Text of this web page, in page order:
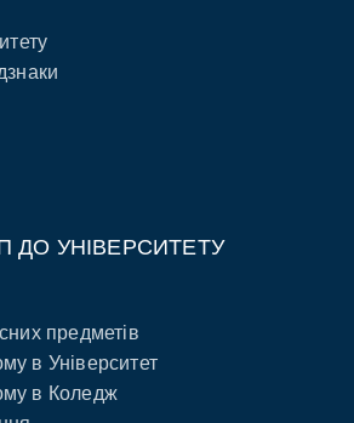
ДО УНІВЕРСИТЕТУ
предметів
в Університет
в Коледж